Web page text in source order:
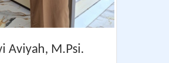
Aviyah, M.Psi.